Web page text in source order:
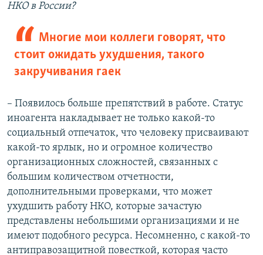
НКО в России?
Многие мои коллеги говорят, что
стоит ожидать ухудшения, такого
закручивания гаек
– Появилось больше препятствий в работе. Статус
иноагента накладывает не только какой-то
социальный отпечаток, что человеку присваивают
какой-то ярлык, но и огромное количество
организационных сложностей, связанных с
большим количеством отчетности,
дополнительными проверками, что может
ухудшить работу НКО, которые зачастую
представлены небольшими организациями и не
имеют подобного ресурса. Несомненно, с какой-то
антиправозащитной повесткой, которая часто